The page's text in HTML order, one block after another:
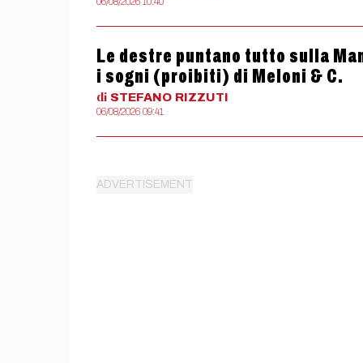
Le destre puntano tutto sulla
i sogni (proibiti) di Meloni & C.
di STEFANO RIZZUTI
06/08/2026 09:41